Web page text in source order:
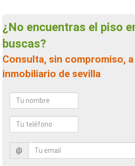
¿No encuentras el piso en venta que
buscas?
Consulta, sin compromiso, a un agente
inmobiliario de sevilla
@